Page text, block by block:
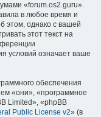
«forum.os2.guru».
в любое время и
этом, однако с вашей
этот текст на
условий означает ваше
обеспечения
«они», «программное
Limited», «phpBB
Public License v2» (в